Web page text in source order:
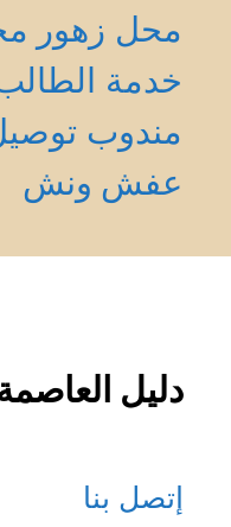
محل زهور
خدمة
مندوب
عفش ونش
دليل
إتصل بنا